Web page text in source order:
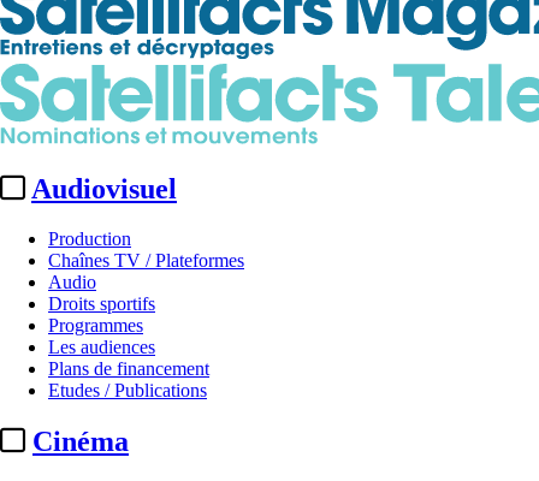
Audiovisuel
Production
Chaînes TV / Plateformes
Audio
Droits sportifs
Programmes
Les audiences
Plans de financement
Etudes / Publications
Cinéma